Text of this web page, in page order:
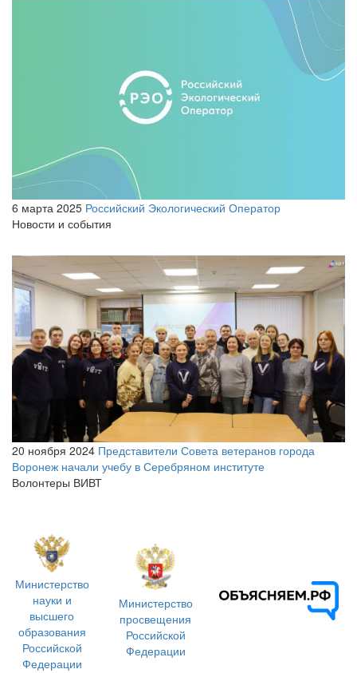
6 марта 2025 Российский Экологический Оператор
Новости и события
20 ноября 2024 Представители Совета ветеранов города
Воронеж начали учебу в Серебряном институте
Волонтеры ВИВТ
Министерство
науки и
высшего
образования
Российской
Федерации
Министерство
просвещения
Российской
Федерации